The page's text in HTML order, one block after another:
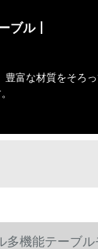
ブル丨
富な材質をそろ
機能テーブ